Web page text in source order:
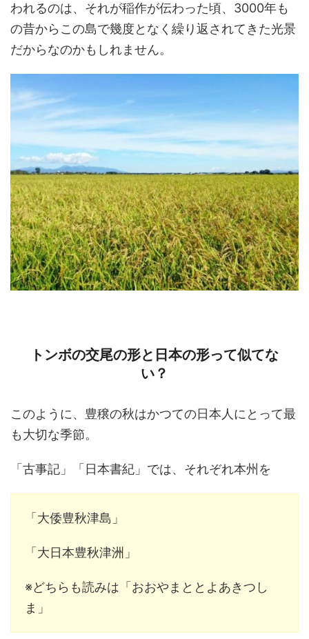
われるのは、それが稲作が伝わった頃、3000年も
の昔からこの島で幾度となく繰り返されてきた光景
だからなのかもしれません。
トンボの交尾の形と日本の形って似てな
い？
このように、豊穣の秋はかつての日本人にとって最
も大切な季節。
「古事記」「日本書紀」では、それぞれ本州を
「大倭豊秋津島」
「大日本豊秋津洲」
※どちらも読みは「おおやまととよあきつし
ま」